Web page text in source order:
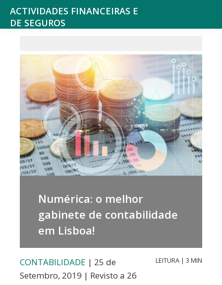
ACTIVIDADES FINANCEIRAS E
DE SEGUROS
serviços
Financeiros,
Seguros
Fundos
de
Pensões,
Valores,
Creditos
Numérica: o melhor
gabinete de contabilidade
em Lisboa!
CONTABILIDADE | 25 de
Setembro, 2019 | Revisto a 26
LEITURA | 3 MIN